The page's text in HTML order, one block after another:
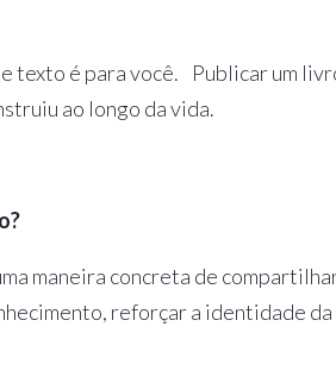
texto é para você. Publicar um
ao longo da vida.
maneira concreta de
reforçar a identidade da